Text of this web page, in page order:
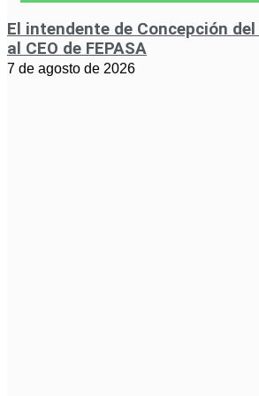
El intendente de Concepción
al CEO de FEPASA
7 de agosto de 2026